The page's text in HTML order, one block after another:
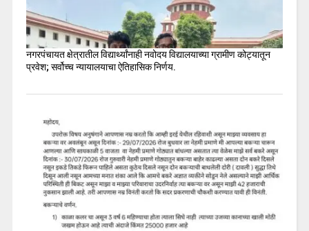
नगरपंचायत क्षेत्रातील विद्यार्थ्यांनाही नवोदय विद्यालयाच्या ग्रामीण कोट्यातून
प्रवेश; सर्वोच्च न्यायालयाचा ऐतिहासिक निर्णय.